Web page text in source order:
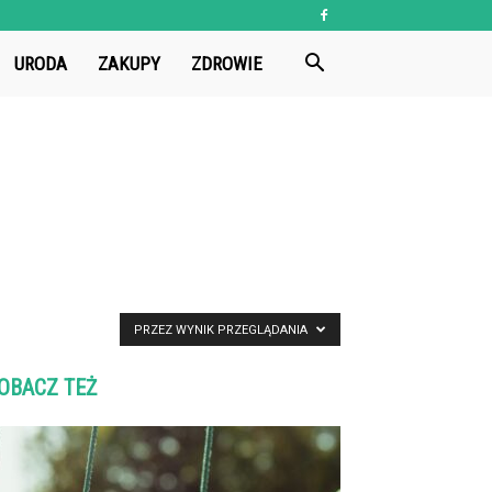
URODA ZAKUPY ZDROWIE
PRZEZ WYNIK PRZEGLĄDANIA
TEŻ